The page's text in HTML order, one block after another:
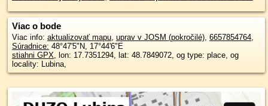
Viac o bode
Viac info: aktualizovať mapu, uprav v JOSM (pokročilé), 6657854764,
Súradnice: 48°47'5"N, 17°44'6"E
stiahni GPX, lon: 17.7351294, lat: 48.7849072, og type: place, og
locality: Lubina,